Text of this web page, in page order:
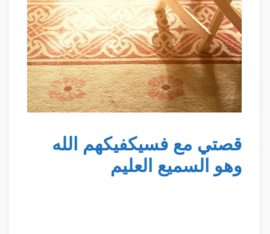
قصتي مع فسيكفيكهم الله
وهو السميع العليم